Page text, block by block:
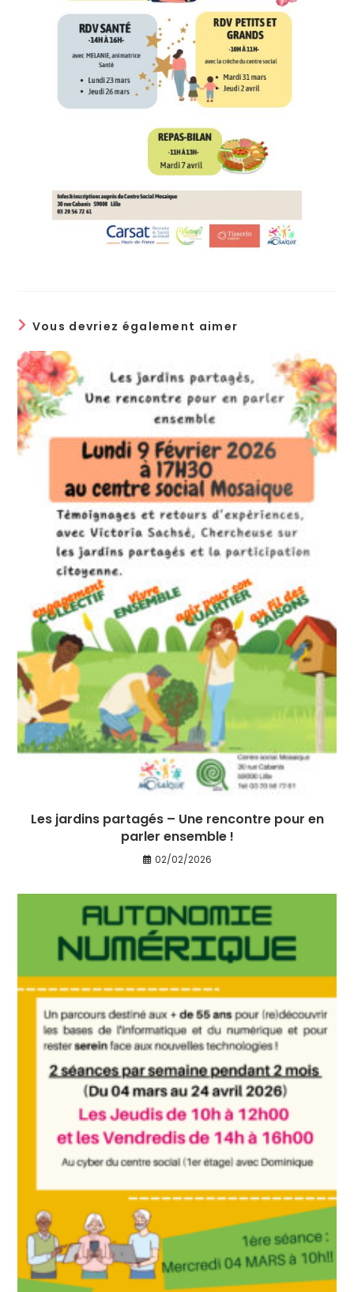
Vous devriez également aimer
Les jardins partagés – Une rencontre pour en
parler ensemble !
02/02/2026